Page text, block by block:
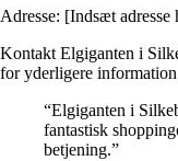
Adresse: [Indsæt adresse
Kontakt Elgiganten i
for yderligere
“Elgiganten i
fantastisk
betjening.”